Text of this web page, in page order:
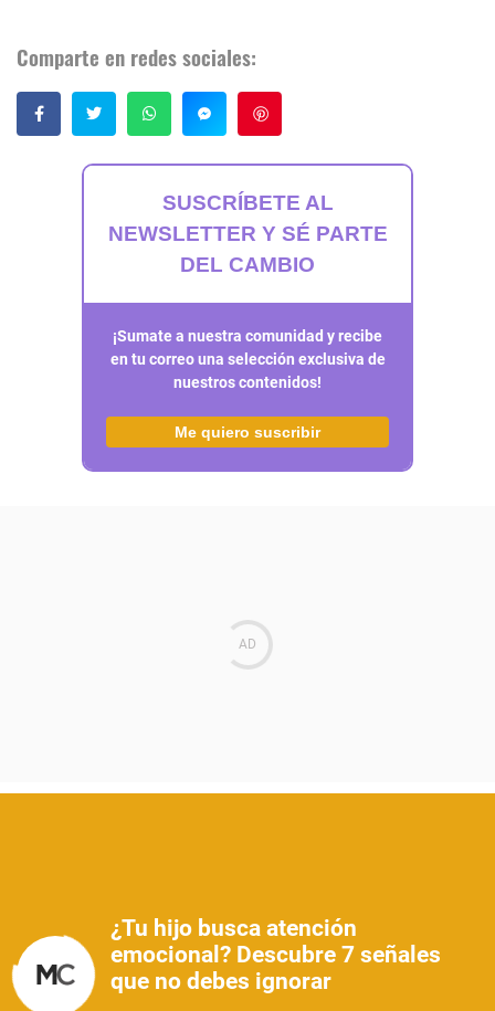
Comparte en redes sociales:
SUSCRÍBETE AL
NEWSLETTER Y SÉ PARTE
DEL CAMBIO
¡Sumate a nuestra comunidad y recibe
en tu correo una selección exclusiva de
nuestros contenidos!
Me quiero suscribir
¿Tu hijo busca atención
emocional? Descubre 7 señales
que no debes ignorar